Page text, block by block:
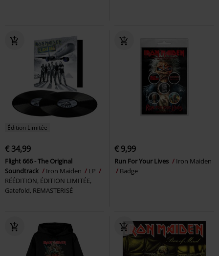
Édition Limitée
€ 34,99
Flight 666 - The Original
Soundtrack
Iron Maiden
LP
RÉÉDITION, ÉDITION LIMITÉE,
Gatefold, REMASTERISÉ
€ 9,99
Run For Your Lives
Iron Maiden
Badge